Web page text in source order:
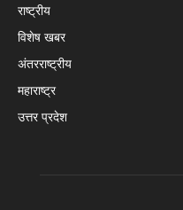
राष्ट्रीय
विशेष खबर
अंतरराष्ट्रीय
महाराष्ट्र
उत्तर प्रदेश